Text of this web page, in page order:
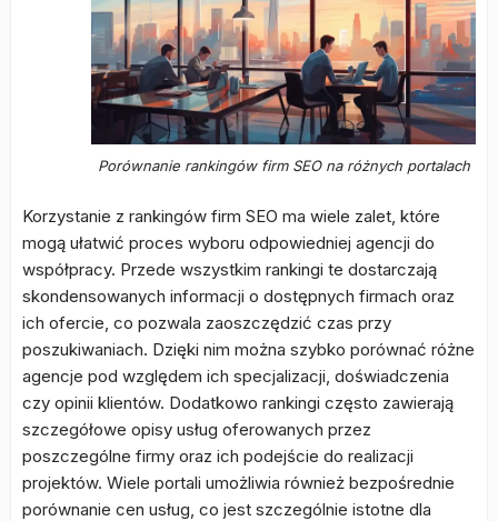
Porównanie rankingów firm SEO na różnych portalach
Korzystanie z rankingów firm SEO ma wiele zalet, które
mogą ułatwić proces wyboru odpowiedniej agencji do
współpracy. Przede wszystkim rankingi te dostarczają
skondensowanych informacji o dostępnych firmach oraz
ich ofercie, co pozwala zaoszczędzić czas przy
poszukiwaniach. Dzięki nim można szybko porównać różne
agencje pod względem ich specjalizacji, doświadczenia
czy opinii klientów. Dodatkowo rankingi często zawierają
szczegółowe opisy usług oferowanych przez
poszczególne firmy oraz ich podejście do realizacji
projektów. Wiele portali umożliwia również bezpośrednie
porównanie cen usług, co jest szczególnie istotne dla